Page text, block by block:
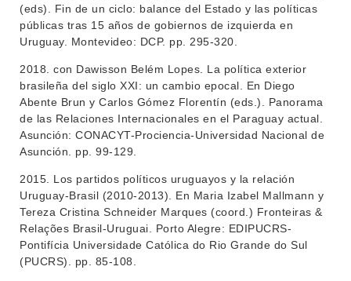
(eds). Fin de un ciclo: balance del Estado y las políticas
públicas tras 15 años de gobiernos de izquierda en
Uruguay. Montevideo: DCP. pp. 295-320.
2018. con Dawisson Belém Lopes. La política exterior
brasileña del siglo XXI: un cambio epocal. En Diego
Abente Brun y Carlos Gómez Florentín (eds.). Panorama
de las Relaciones Internacionales en el Paraguay actual.
Asunción: CONACYT-Prociencia-Universidad Nacional de
Asunción. pp. 99-129.
2015. Los partidos políticos uruguayos y la relación
Uruguay-Brasil (2010-2013). En Maria Izabel Mallmann y
Tereza Cristina Schneider Marques (coord.) Fronteiras &
Relações Brasil-Uruguai. Porto Alegre: EDIPUCRS-
Pontifícia Universidade Católica do Rio Grande do Sul
(PUCRS). pp. 85-108.